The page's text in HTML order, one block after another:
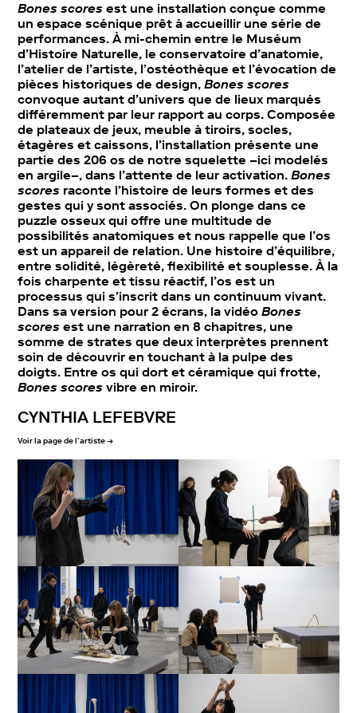
Bones scores est une installation conçue comme
un espace scénique prêt à accueillir une série de
performances. À mi-chemin entre le Muséum
d’Histoire Naturelle, le conservatoire d’anatomie,
l’atelier de l’artiste, l’ostéothèque et l’évocation de
pièces historiques de design,Bones scores
convoque autant d’univers que de lieux marqués
différemment par leur rapport au corps. Composée
de plateaux de jeux, meuble à tiroirs, socles,
étagères et caissons, l’installation présente une
partie des 206 os de notre squelette –ici modelés
en argile–, dans l’attente de leur activation.Bones
scores raconte l’histoire de leurs formes et des
gestes qui y sont associés. On plonge dans ce
puzzle osseux qui offre une multitude de
possibilités anatomiques et nous rappelle que l’os
est un appareil de relation. Une histoire d’équilibre,
entre solidité, légèreté, flexibilité et souplesse. À la
fois charpente et tissu réactif, l’os est un
processus qui s’inscrit dans un continuum vivant.
Dans sa version pour 2 écrans, la vidéoBones
scores est une narration en 8 chapitres, une
somme de strates que deux interprètes prennent
soin de découvrir en touchant à la pulpe des
doigts. Entre os qui dort et céramique qui frotte,
Bones scores vibre en miroir.
CYNTHIA LEFEBVRE
Voir la page de l’artiste →